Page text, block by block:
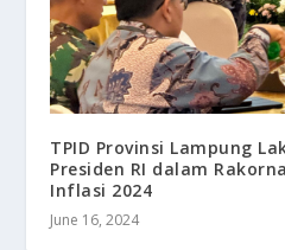
TPID Provinsi Lampung
Presiden RI dalam
Inflasi 2024
June 16, 2024